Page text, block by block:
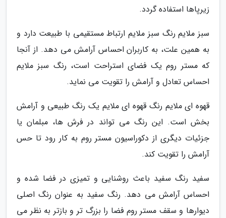
زیرپاها استفاده گردد.
سبز ملایم رنگ سبز ملایم ارتباط مستقیمی با طبیعت دارد و
به همین علت، به کاربران احساس آرامش می دهد. از آنجا
که مستر روم یک فضای استراحت است، رنگ سبز ملایم
احساس تعادل و آرامش را تقویت می نماید.
قهوه ای ملایم رنگ قهوه ای ملایم یک رنگ طبیعی و آرامش
بخش است. این رنگ می تواند در فرش ها، مبلمان یا
جزئیات دیگری از دکوراسیون مستر روم به کار رود تا حس
آرامش را تقویت کند.
سفید رنگ سفید باعث روشنایی و تمیزی در فضا شده و
احساس آرامش می دهد. رنگ سفید به عنوان رنگ اصلی
دیوارها و سقف مستر روم فضا را بزرگ تر و بازتر به نظر می